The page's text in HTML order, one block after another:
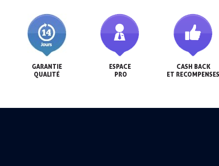
GARANTIE
QUALITÉ
ESPACE
PRO
CASH BACK
ET